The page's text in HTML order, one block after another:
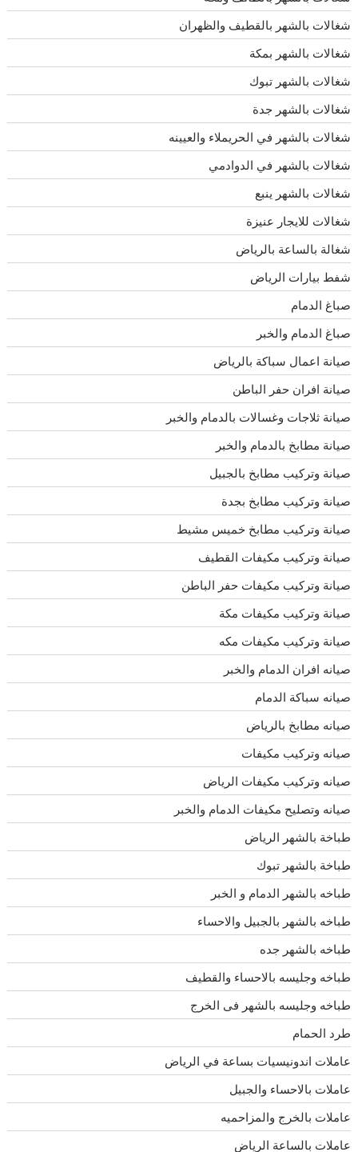
شغالات بالشهر بالقطيف والظهران
شغالات بالشهر بمكة
شغالات بالشهر تبوك
شغالات بالشهر جدة
شغالات بالشهر في الحريملاء والعيينه
شغالات بالشهر في الدوادمي
شغالات بالشهر ينبع
شغالات للايجار عنيزة
شغالة بالساعة بالرياض
شفط بيارات الرياض
صباغ الدمام
صباغ الدمام والخبر
صيانة اعمال سباكة بالرياض
صيانة افران حفر الباطن
صيانة ثلاجات وغسالات بالدمام والخبر
صيانة مطابخ بالدمام والخبر
صيانة وتركيب مطابخ بالجبيل
صيانة وتركيب مطابخ بجدة
صيانة وتركيب مطابخ خميس مشيط
صيانة وتركيب مكيفات القطيف
صيانة وتركيب مكيفات حفر الباطن
صيانة وتركيب مكيفات مكة
صيانة وتركيب مكيفات مكه
صيانه افران الدمام والخبر
صيانه سباكة الدمام
صيانه مطابخ بالرياض
صيانه وتركيب مكيفات
صيانه وتركيب مكيفات الرياض
صيانه وتصليح مكيفات الدمام والخبر
طباخة بالشهر الرياض
طباخة بالشهر تبوك
طباخه بالشهر الدمام و الخبر
طباخه بالشهر بالجبيل والاحساء
طباخه بالشهر جده
طباخه وجليسه بالاحساء والقطيف
طباخه وجليسه بالشهر فى الخرج
طرد الحمام
عاملات اندونيسيات بساعة في الرياض
عاملات بالاحساء والجبيل
عاملات بالخرج والمزاحميه
عاملات بالساعة الرياض